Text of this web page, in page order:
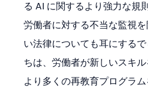
る AI に関するより強力な規
労働者に対する不当な監視
い法律についても耳にする
ちは、労働者が新しいスキル
より多くの再教育プログラ